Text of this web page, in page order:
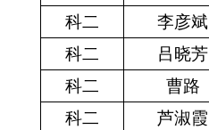
科二
李彦斌
科二
吕晓芳
科二
曹路
科二
芦淑霞